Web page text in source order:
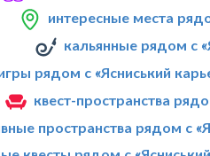
интересные места
кальянные рядом с
рядом с «Ясниський
квест-пространства
пространства рядом с